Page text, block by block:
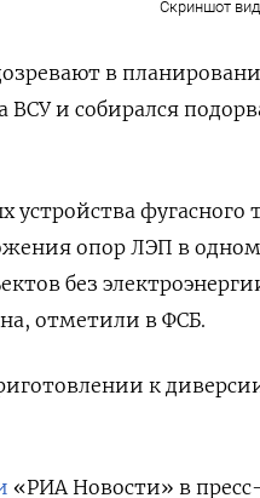
Скриншот
в
и собирался
устройства фугасного
опор ЛЭП в одном
без
отметили в ФСБ.
к
«РИА Новости» в